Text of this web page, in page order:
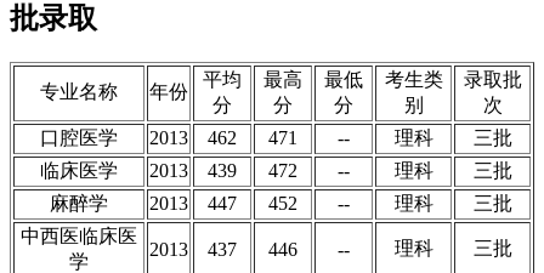
批录取
专业名称 年份
平均
分
最高
分
最低
分
考生类
别
录取批
次
口腔医学
2013 462 471 -- 理科
三批
临床医学
2013 439 472 -- 理科
三批
麻醉学
2013 447 452 -- 理科
三批
中西医临床医
学
2013 437 446 -- 理科 三批